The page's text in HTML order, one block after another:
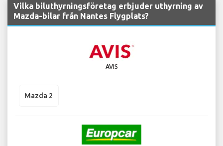
Vilka biluthyrningsföretag erbjuder uthyrning av
Mazda-bilar från Nantes Flygplats?
AVIS
Mazda 2